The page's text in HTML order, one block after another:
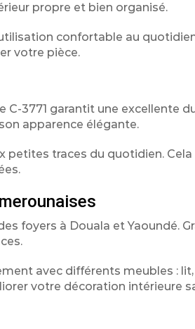
propre et bien organisé.
confortable au
votre pièce.
3771 garantit une excellente
apparence élégante.
petites traces du quotidien.
foyers à Douala et Yaoundé.
avec différents meubles :
votre décoration intérieure